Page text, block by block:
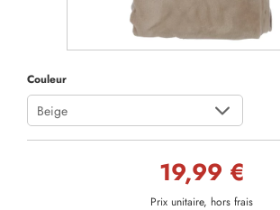
Couleur
Beige
19,99 €
Prix unitaire, hors frais